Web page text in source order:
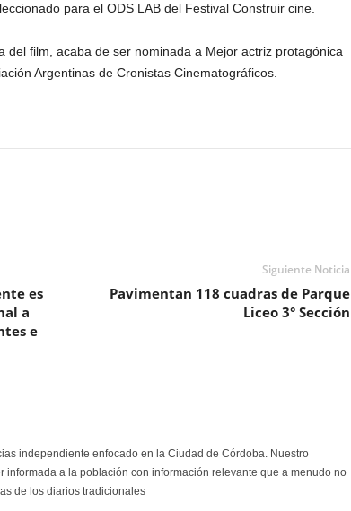
para el ODS LAB del Festival Construir cine.
del film, acaba de ser nominada a Mejor actriz protagónica
Argentinas de Cronistas Cinematográficos.
es
a
e
Siguiente Noticia
Pavimentan 118 cuadras de Parque
Liceo 3° Sección
independiente enfocado en la Ciudad de Córdoba. Nuestro
informada a la población con información relevante que a menudo no
de los diarios tradicionales